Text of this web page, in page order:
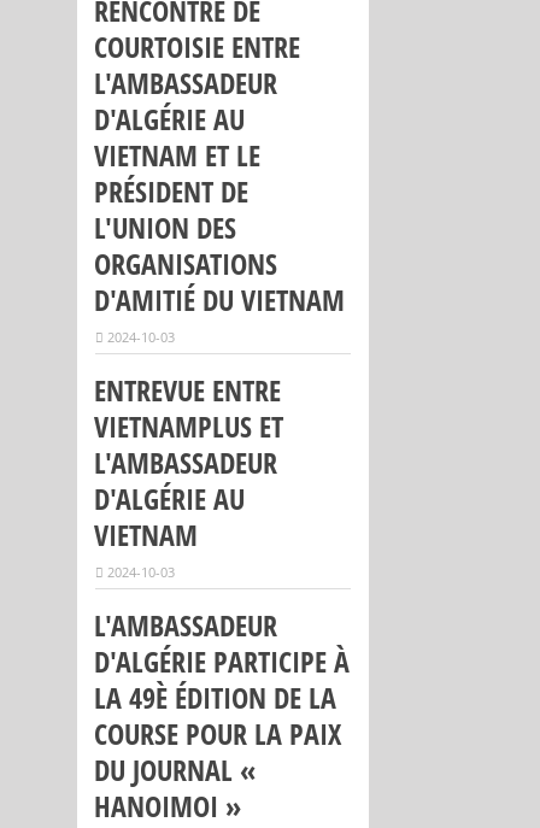
RENCONTRE DE
COURTOISIE ENTRE
L'AMBASSADEUR
D'ALGÉRIE AU
VIETNAM ET LE
PRÉSIDENT DE
L'UNION DES
ORGANISATIONS
D'AMITIÉ DU VIETNAM
2024-10-03
ENTREVUE ENTRE
VIETNAMPLUS ET
L'AMBASSADEUR
D'ALGÉRIE AU
VIETNAM
2024-10-03
L'AMBASSADEUR
D'ALGÉRIE PARTICIPE À
LA 49È ÉDITION DE LA
COURSE POUR LA PAIX
DU JOURNAL «
HANOIMOI »